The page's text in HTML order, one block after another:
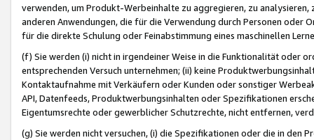
verwenden, um Produkt-Werbeinhalte zu aggregieren, zu
anderen Anwendungen, die für die Verwendung durch Personen
für die direkte Schulung oder Feinabstimmung eines maschinellen
(f) Sie werden (i) nicht in irgendeiner Weise in die Funktionalität oder
entsprechenden Versuch unternehmen; (ii) keine
Kontaktaufnahme mit Verkäufern oder Kunden oder sonstiger
API, Datenfeeds, Produktwerbungsinhalten oder Spezifikationen
Eigentumsrechte oder gewerblicher Schutzrechte, nicht entfernen,
(g) Sie werden nicht versuchen, (i) die Spezifikationen oder die in